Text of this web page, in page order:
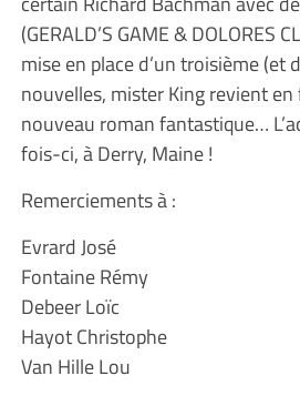
(GERALD’S GAME & DOLORES
mise en place d’un troisième (et
nouvelles, mister King revient
nouveau roman fantastique…
fois-ci, à Derry, Maine !
Remerciements à :
Evrard José
Fontaine Rémy
Debeer Loïc
Hayot Christophe
Van Hille Lou